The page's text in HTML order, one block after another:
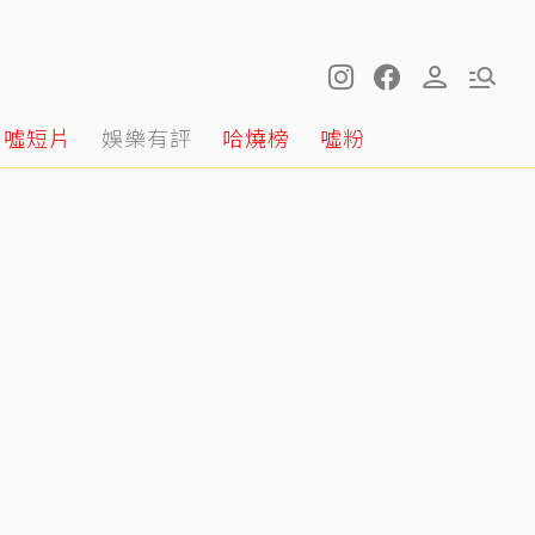
噓短片 娛樂有評 哈燒榜 噓粉